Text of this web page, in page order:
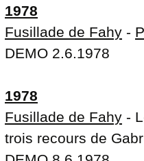
1978
Fusillade de Fahy -
DEMO 2.6.1978
1978
Fusillade de Fahy -
trois recours de